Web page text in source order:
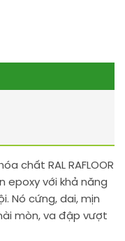
chất RAL RAFLOOR
epoxy với khả năng
Nó cứng, dai, mịn
mòn, va đập vượt